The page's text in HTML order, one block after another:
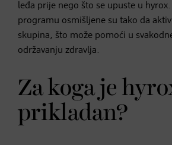
leđa prije nego što se upuste u hyrox.
programu osmišljene su tako da
skupina, što može pomoći u
održavanju zdravlja.
Za koga je
prikladan?